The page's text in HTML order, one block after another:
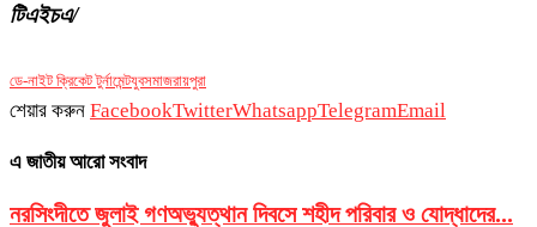
টিএইচএ/
ডে-নাইট ক্রিকেট টুর্নামেন্টযুবসমাজরায়পুরা
শেয়ার করুন FacebookTwitterWhatsappTelegramEmail
এ জাতীয় আরো সংবাদ
নরসিংদীতে জুলাই গণঅভ্যুত্থান দিবসে শহীদ পরিবার ও যোদ্ধাদের...